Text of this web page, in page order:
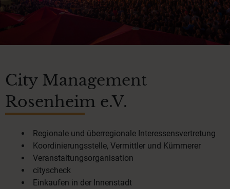
City Management
Rosenheim e.V.
Regionale und überregionale Interessensvertretung
Koordinierungsstelle, Vermittler und Kümmerer
Veranstaltungsorganisation
cityscheck
Einkaufen in der Innenstadt